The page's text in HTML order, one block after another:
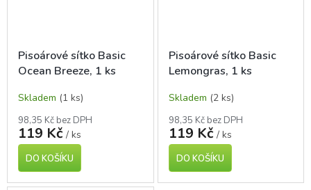
Pisoárové sítko Basic
Ocean Breeze, 1 ks
Skladem (1 ks)
98,35 Kč bez DPH
119 Kč / ks
DO KOŠÍKU
Pisoárové sítko Basic
Lemongras, 1 ks
Skladem (2 ks)
98,35 Kč bez DPH
119 Kč / ks
DO KOŠÍKU